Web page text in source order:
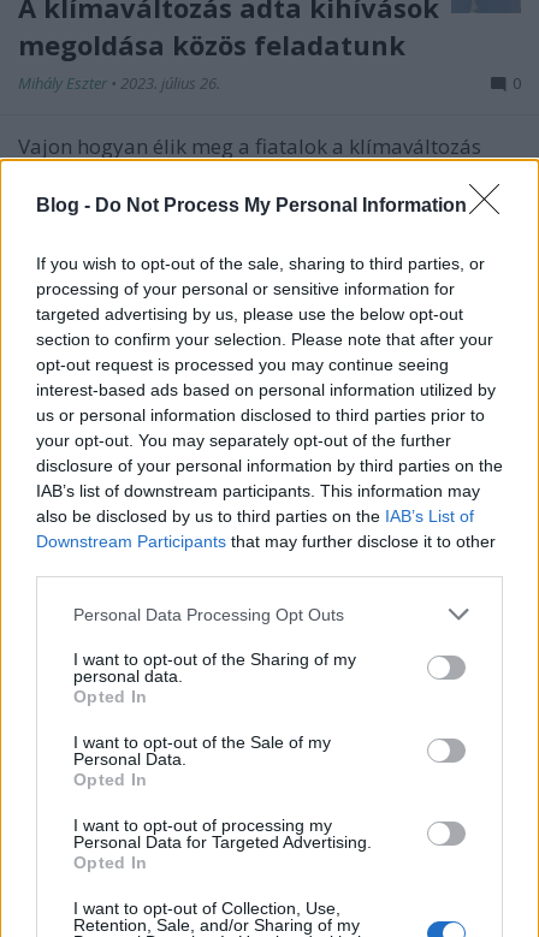
Blog - Do Not Process My Personal Information
If you wish to opt-out of the sale, sharing to third parties, or
processing of your personal or sensitive information for
targeted advertising by us, please use the below opt-out
section to confirm your selection. Please note that after your
opt-out request is processed you may continue seeing
interest-based ads based on personal information utilized by
us or personal information disclosed to third parties prior to
your opt-out. You may separately opt-out of the further
disclosure of your personal information by third parties on the
IAB’s list of downstream participants. This information may
also be disclosed by us to third parties on the IAB’s List of
Downstream Participants that may further disclose it to other
Please note that this website/app uses one or more Google
not limited to your visit or usage behaviour. You may click to
grant or deny consent to Google and its third-party tags to
use your data for below specified purposes in below Google
consent section.
Personal Data Processing Opt Outs
I want to opt-out of the Sharing of my
personal data.
Opted In
I want to opt-out of the Sale of my
Personal Data.
Opted In
I want to opt-out of processing my
Personal Data for Targeted Advertising.
Opted In
I want to opt-out of Collection, Use,
Retention, Sale, and/or Sharing of my
A klímaváltozás adta kihívások
megoldása közös feladatunk
Mihály Eszter • 2023. július 26. 0
Vajon hogyan élik meg a fiatalok a klímaváltozás
mennyire tartják fontosnak a szelektív ...
Az alumínium szerepe a körforgásos
gazdaságban
Mihály Eszter•2023. július 17.
A Circular Aluminium Action Plan szerint az
alumínium kulcsfontosságú szerepet játszhat
Európa klímasemleges és körforgásos gazdaságra
való ...